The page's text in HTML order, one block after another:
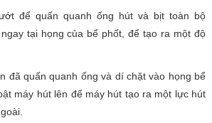
để quấn quanh ống hút và bịt toàn bộ
tại họng của bể phốt, để tạo ra một độ
đã quấn quanh ống và dí chặt vào họng bể
máy hút lên để máy hút tạo ra một lực hút